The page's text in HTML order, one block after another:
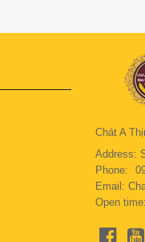
Chát A
Address:
Phone:
Email:
Open